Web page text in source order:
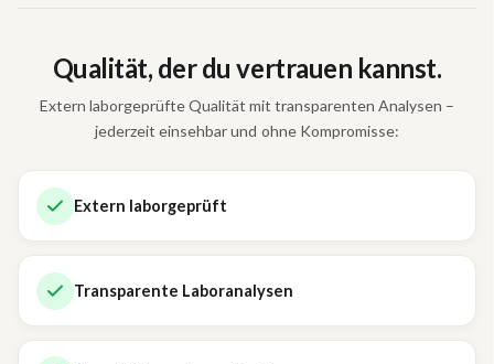
Qualität, der du vertrauen kannst.
Extern laborgeprüfte Qualität mit transparenten Analysen –
jederzeit einsehbar und ohne Kompromisse:
Extern laborgeprüft
Transparente Laboranalysen